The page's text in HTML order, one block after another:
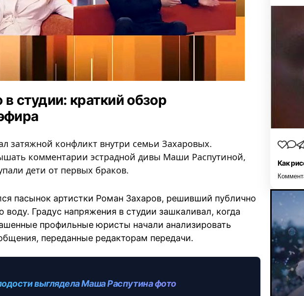
студии: краткий обзор
затяжной конфликт внутри семьи Захаровых.
комментарии эстрадной дивы Маши Распутиной,
дети от первых браков.
пасынок артистки Роман Захаров, решивший публично
воду. Градус напряжения в студии зашкаливал, когда
профильные юристы начали анализировать
переданные редакторам передачи.
выглядела Маша Распутина фото
Как